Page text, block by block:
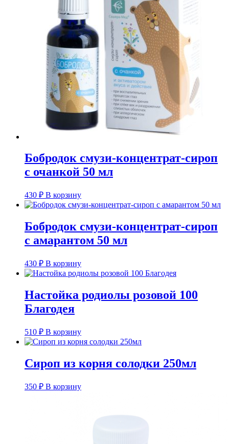
Бобродок смузи-концентрат-сироп
с очанкой 50 мл
430 ₽ В корзину
Бобродок смузи-концентрат-сироп
с амарантом 50 мл
430 ₽ В корзину
Настойка родиолы розовой 100
Благодея
510 ₽ В корзину
Сироп из корня солодки 250мл
350 ₽ В корзину